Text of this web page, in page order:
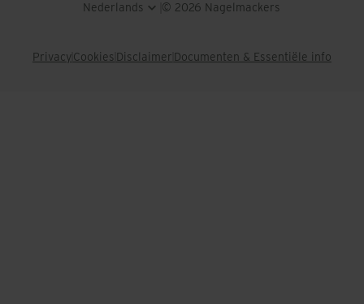
Nederlands © 2026 Nagelmackers
PrivacyCookies Disclaimer Documenten & Essentiële info